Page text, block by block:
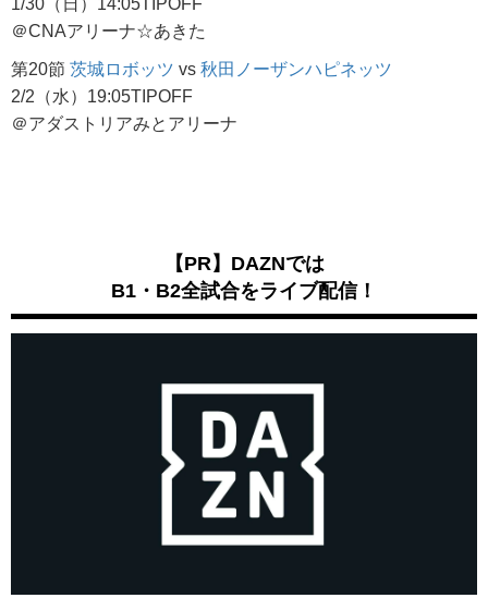
1/30（日）14:05TIPOFF
＠CNAアリーナ☆あきた
第20節 茨城ロボッツ vs 秋田ノーザンハピネッツ
2/2（水）19:05TIPOFF
＠アダストリアみとアリーナ
【PR】DAZNでは
B1・B2全試合をライブ配信！